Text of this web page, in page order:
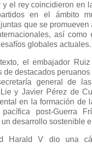
y el rey coincidieron en
en el ámbito
que se promueven
así
globales actuales.
el embajador
de destacados
general de
y Javier Pérez de
en la formación de
pacífica post-Guerra
desarrollo sostenible
Harald V dio una